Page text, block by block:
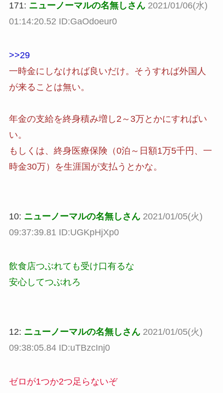
171: ニューノーマルの名無しさん 2021/01/06(水)
01:14:20.52 ID:GaOdoeur0
>>29
一時金にしなければ良いだけ。そうすれば外国人
が来ることは無い。
年金の支給を終身積み増し2～3万とかにすればい
い。
もしくは、終身医療保険（0泊～日額1万5千円、一
時金30万）を生涯国が支払うとかな。
10: ニューノーマルの名無しさん 2021/01/05(火)
09:37:39.81 ID:UGKpHjXp0
飲食店つぶれても受け口有るな
安心してつぶれろ
12: ニューノーマルの名無しさん 2021/01/05(火)
09:38:05.84 ID:uTBzcInj0
ゼロが1つか2つ足らないぞ